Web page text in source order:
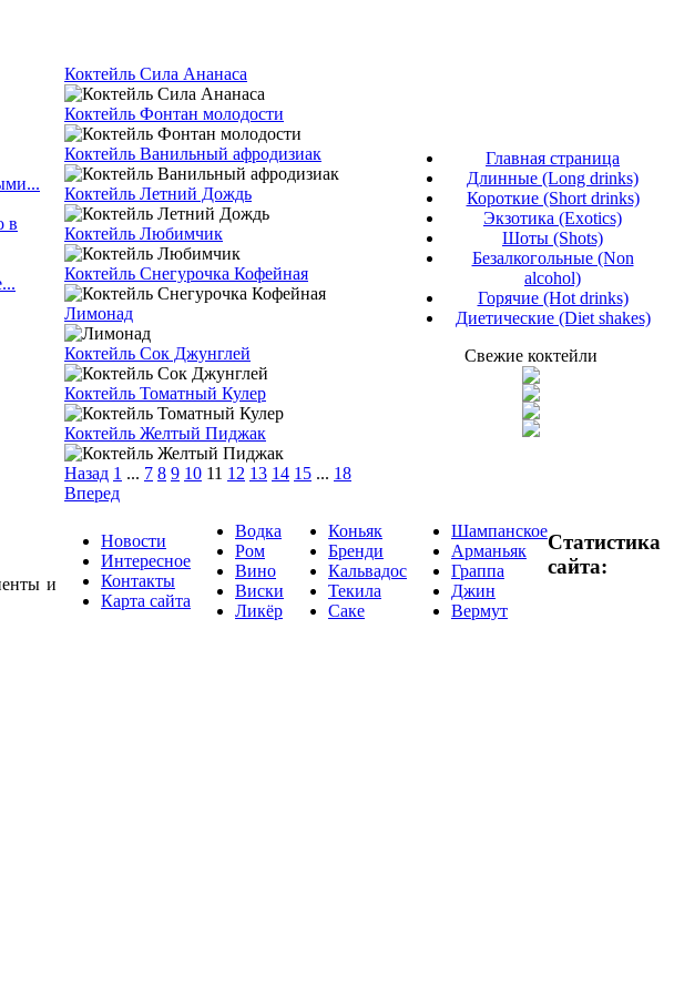
в
Коктейль Сила Ананаса
Коктейль Фонтан молодости
Коктейль Ванильный афродизиак
Коктейль Летний Дождь
Коктейль Любимчик
Коктейль Снегурочка Кофейная
Лимонад
Коктейль Сок Джунглей
Коктейль Томатный Кулер
Коктейль Желтый Пиджак
Назад 1 ... 7 8 9 10 11 12 13 14 15 ... 18
Вперед
Главная страница
Длинные (Long drinks)
Короткие (Short drinks)
Экзотика (Exotics)
Шоты (Shots)
Безалкогольные (Non
alcohol)
Горячие (Hot drinks)
Диетические (Diet shakes)
Свежие коктейли
и
Новости
Интересное
Контакты
Карта сайта
Водка
Ром
Вино
Виски
Ликёр
Коньяк
Бренди
Кальвадос
Текила
Саке
Шампанское
Арманьяк
Граппа
Джин
Вермут
Статистика
сайта: